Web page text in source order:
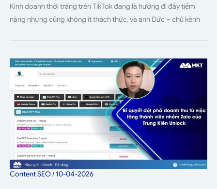
Kinh doanh thời trang trên TikTok đang là hướng đi đầy tiềm
năng nhưng cũng không ít thách thức, và anh Đức – chủ kênh
Content SEO/10-04-2026